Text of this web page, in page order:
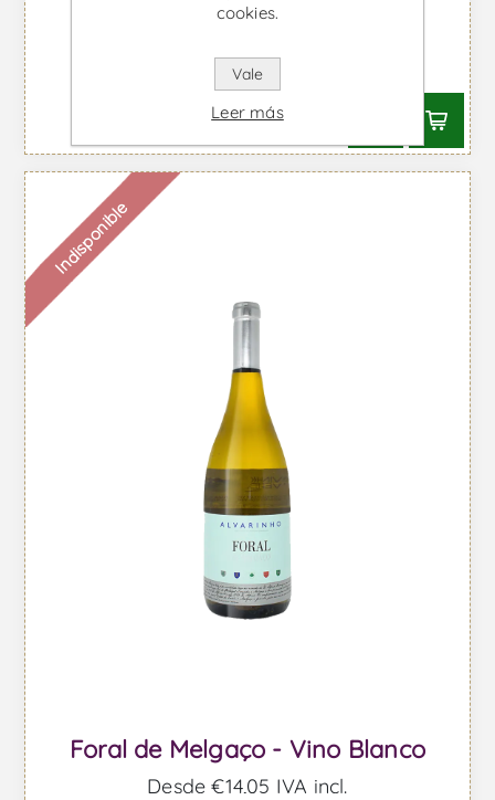
Desde €49,31 IVA incl.
Indisponible
Foral de Melgaço - Vino Blanco
Desde €14,05 IVA incl.
cookies.
Vale
Leer más